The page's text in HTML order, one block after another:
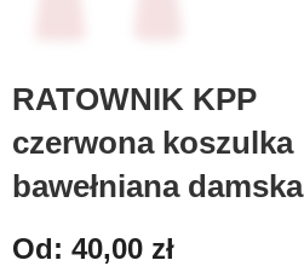
RATOWNIK KPP
czerwona koszulka
bawełniana damska
Od: 40,00 zł